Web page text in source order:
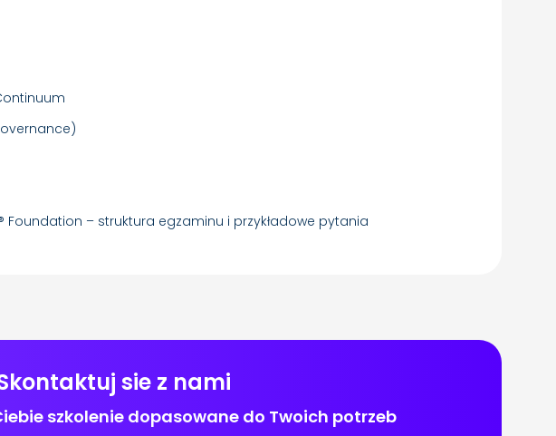
Foundation – struktura egzaminu i przykładowe pytania
sie z nami
szkolenie dopasowane do Twoich potrzeb